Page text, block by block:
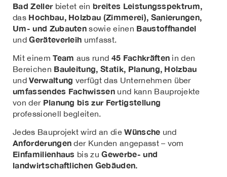
Bad Zellerbietet einbreites Leistungsspektrum,
das Hochbau, Holzbau (Zimmerei), Sanierungen,
Um- und Zubautensowie einen Baustoffhandel
undGeräteverleih umfasst.
Mit einemTeam aus rund 45 Fachkräften in den
Bereichen Bauleitung, Statik, Planung, Holzbau
undVerwaltung verfügt das Unternehmen über
umfassendes Fachwissen und kann Bauprojekte
von der Planung bis zur Fertigstellung
professionell begleiten.
Jedes Bauprojekt wird an dieWünsche und
Anforderungen der Kunden angepasst – vom
Einfamilienhaus bis zu Gewerbe- und
landwirtschaftlichen Gebäuden.